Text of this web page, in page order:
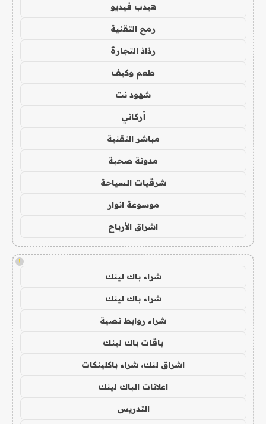
هيدب فيديو
رمح التقنية
رذاذ التجارة
طعم وكيف
شهود نت
أركاني
مباشر التقنية
مدونة صحبة
شرقيات السياحة
موسوعة انوار
اشراق الأرباح
!
شراء باك لينك
شراء باك لينك
شراء روابط نصية
باقات باك لينك
اشراق لنك، شراء باكلينكات
اعلانات الباك لينك
التدريس